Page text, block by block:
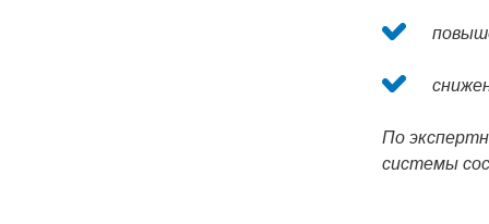
По
системы